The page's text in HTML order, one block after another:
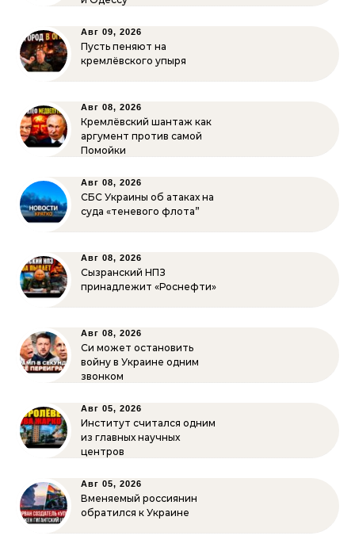
Авг 09, 2026
Пусть пеняют на
кремлёвского упыря
Авг 08, 2026
Кремлёвский шантаж как
аргумент против самой
Помойки
Авг 08, 2026
СБС Украины об атаках на
суда «теневого флота”
Авг 08, 2026
Сызранский НПЗ
принадлежит «Роснефти»
Авг 08, 2026
Си может остановить
войну в Украине одним
звонком
Авг 05, 2026
Институт считался одним
из главных научных
центров
Авг 05, 2026
Вменяемый россиянин
обратился к Украине